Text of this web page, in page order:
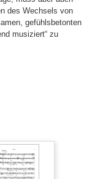
des Wechsels von
gefühlsbetonten
musiziert“ zu